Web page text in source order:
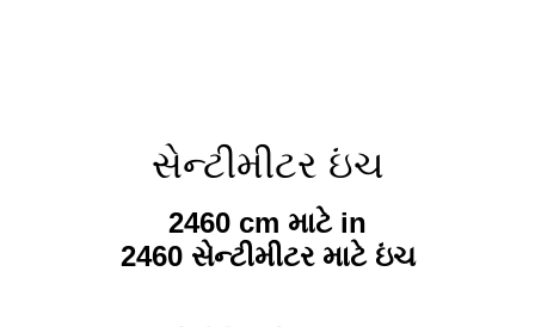
સેન્ટીમીટર ઇંચ
2460 cm માટે in
2460 સેન્ટીમીટર માટે ઇંચ